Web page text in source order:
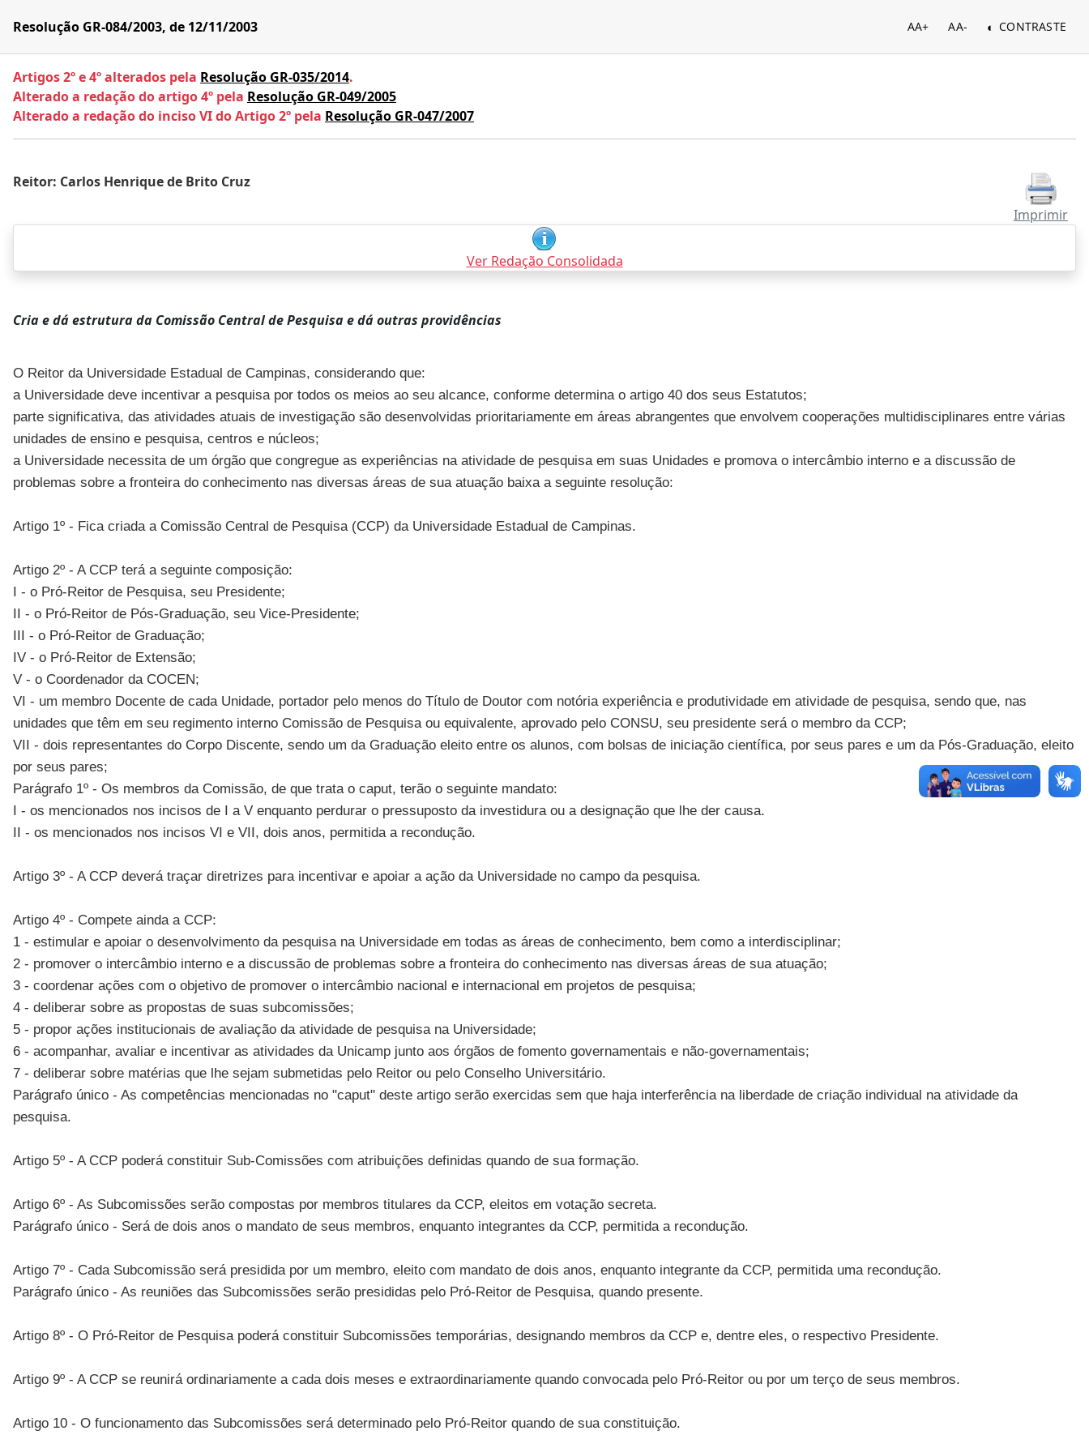
Resolução GR-084/2003, de 12/11/2003 AA+ AA- CONTRASTE
Artigos 2º e 4º alterados pela Resolução GR-035/2014.
Alterado a redação do artigo 4º pela Resolução GR-049/2005
Alterado a redação do inciso VI do Artigo 2º pela Resolução GR-047/2007
Reitor: Carlos Henrique de Brito Cruz
Imprimir
Ver Redação Consolidada
Cria e dá estrutura da Comissão Central de Pesquisa e dá outras providências
O Reitor da Universidade Estadual de Campinas, considerando que:
a Universidade deve incentivar a pesquisa por todos os meios ao seu alcance, conforme determina o artigo 40 dos seus Estatutos;
parte significativa, das atividades atuais de investigação são desenvolvidas prioritariamente em áreas abrangentes que envolvem cooperações multidisciplinares entre várias
unidades de ensino e pesquisa, centros e núcleos;
a Universidade necessita de um órgão que congregue as experiências na atividade de pesquisa em suas Unidades e promova o intercâmbio interno e a discussão de
problemas sobre a fronteira do conhecimento nas diversas áreas de sua atuação baixa a seguinte resolução:
Artigo 1º - Fica criada a Comissão Central de Pesquisa (CCP) da Universidade Estadual de Campinas.
Artigo 2º - A CCP terá a seguinte composição:
I - o Pró-Reitor de Pesquisa, seu Presidente;
II - o Pró-Reitor de Pós-Graduação, seu Vice-Presidente;
III - o Pró-Reitor de Graduação;
IV - o Pró-Reitor de Extensão;
V - o Coordenador da COCEN;
VI - um membro Docente de cada Unidade, portador pelo menos do Título de Doutor com notória experiência e produtividade em atividade de pesquisa, sendo que, nas
unidades que têm em seu regimento interno Comissão de Pesquisa ou equivalente, aprovado pelo CONSU, seu presidente será o membro da CCP;
VII - dois representantes do Corpo Discente, sendo um da Graduação eleito entre os alunos, com bolsas de iniciação científica, por seus pares e um da Pós-Graduação, eleito
por seus pares;
Parágrafo 1º - Os membros da Comissão, de que trata o caput, terão o seguinte mandato:
I - os mencionados nos incisos de I a V enquanto perdurar o pressuposto da investidura ou a designação que lhe der causa.
II - os mencionados nos incisos VI e VII, dois anos, permitida a recondução.
Artigo 3º - A CCP deverá traçar diretrizes para incentivar e apoiar a ação da Universidade no campo da pesquisa.
Artigo 4º - Compete ainda a CCP:
1 - estimular e apoiar o desenvolvimento da pesquisa na Universidade em todas as áreas de conhecimento, bem como a interdisciplinar;
2 - promover o intercâmbio interno e a discussão de problemas sobre a fronteira do conhecimento nas diversas áreas de sua atuação;
3 - coordenar ações com o objetivo de promover o intercâmbio nacional e internacional em projetos de pesquisa;
4 - deliberar sobre as propostas de suas subcomissões;
5 - propor ações institucionais de avaliação da atividade de pesquisa na Universidade;
6 - acompanhar, avaliar e incentivar as atividades da Unicamp junto aos órgãos de fomento governamentais e não-governamentais;
7 - deliberar sobre matérias que lhe sejam submetidas pelo Reitor ou pelo Conselho Universitário.
Parágrafo único - As competências mencionadas no "caput" deste artigo serão exercidas sem que haja interferência na liberdade de criação individual na atividade da
pesquisa.
Artigo 5º - A CCP poderá constituir Sub-Comissões com atribuições definidas quando de sua formação.
Artigo 6º - As Subcomissões serão compostas por membros titulares da CCP, eleitos em votação secreta.
Parágrafo único - Será de dois anos o mandato de seus membros, enquanto integrantes da CCP, permitida a recondução.
Artigo 7º - Cada Subcomissão será presidida por um membro, eleito com mandato de dois anos, enquanto integrante da CCP, permitida uma recondução.
Parágrafo único - As reuniões das Subcomissões serão presididas pelo Pró-Reitor de Pesquisa, quando presente.
Artigo 8º - O Pró-Reitor de Pesquisa poderá constituir Subcomissões temporárias, designando membros da CCP e, dentre eles, o respectivo Presidente.
Artigo 9º - A CCP se reunirá ordinariamente a cada dois meses e extraordinariamente quando convocada pelo Pró-Reitor ou por um terço de seus membros.
Artigo 10 - O funcionamento das Subcomissões será determinado pelo Pró-Reitor quando de sua constituição.